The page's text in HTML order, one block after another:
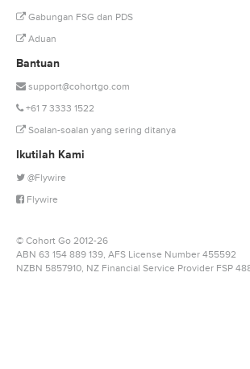
Gabungan FSG dan PDS
Aduan
Bantuan
support@cohortgo.com
+61 7 3333 1522
Soalan-soalan yang sering ditanya
Ikutilah Kami
@Flywire
Flywire
© Cohort Go 2012-26
ABN 63 154 889 139, AFS License Number 455592
NZBN 5857910, NZ Financial Service Provider FSP